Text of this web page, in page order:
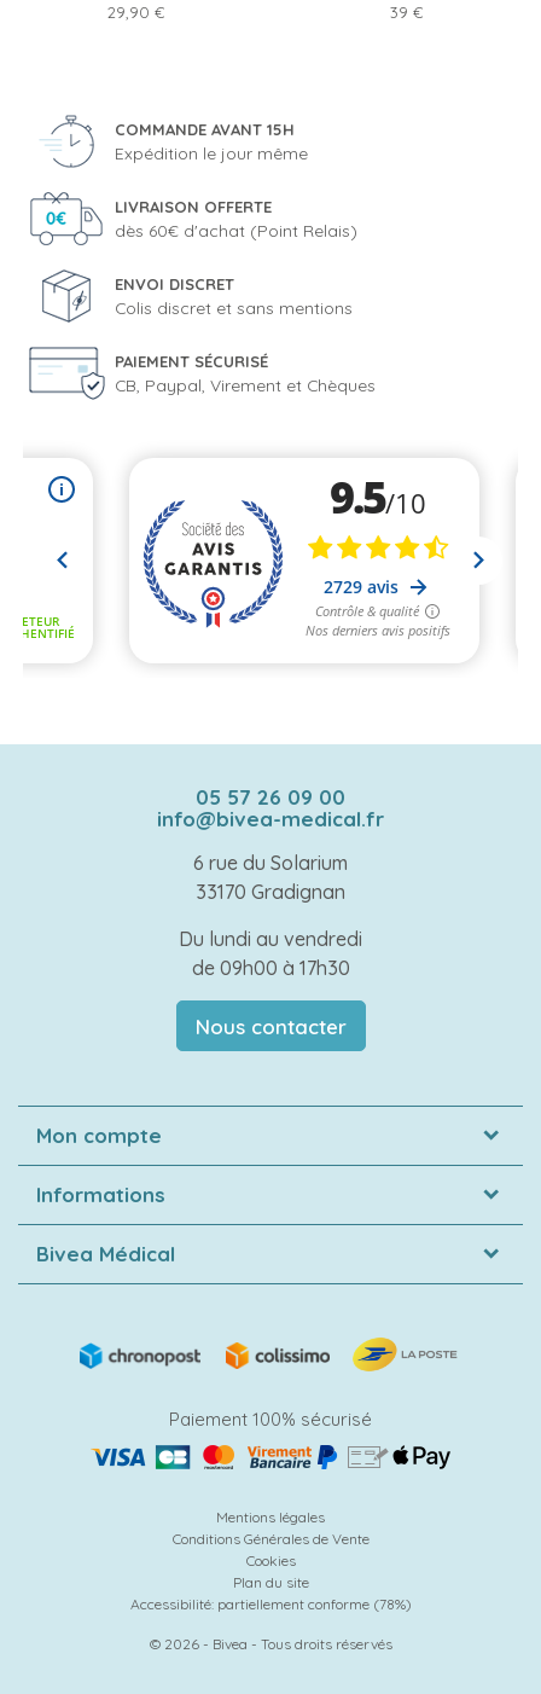
Prix
29,90 € Prix
39 €
COMMANDE AVANT 15H
Expédition le jour même
LIVRAISON OFFERTE
dès 60€ d'achat (Point Relais)
ENVOI DISCRET
Colis discret et sans mentions
PAIEMENT SÉCURISÉ
CB, Paypal, Virement et Chèques
05 57 26 09 00
info@bivea-medical.fr
6 rue du Solarium
33170 Gradignan
Du lundi au vendredi
de 09h00 à 17h30
Nous contacter
Mon compte
Informations
Bivea Médical
Paiement 100% sécurisé
Mentions légales
Conditions Générales de Vente
Cookies
Plan du site
Accessibilité: partiellement conforme (78%)
© 2026 - Bivea - Tous droits réservés